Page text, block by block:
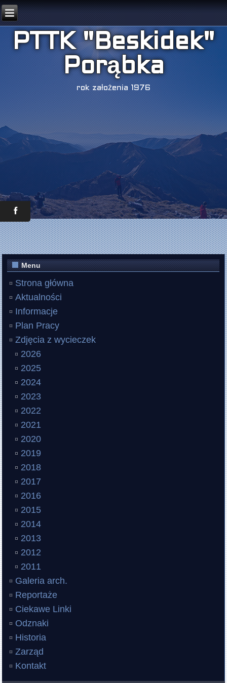
PTTK "Beskidek"
Porąbka
rok założenia 1976
Menu
Strona główna
Aktualności
Informacje
Plan Pracy
Zdjęcia z wycieczek
2026
2025
2024
2023
2022
2021
2020
2019
2018
2017
2016
2015
2014
2013
2012
2011
Galeria arch.
Reportaże
Ciekawe Linki
Odznaki
Historia
Zarząd
Kontakt